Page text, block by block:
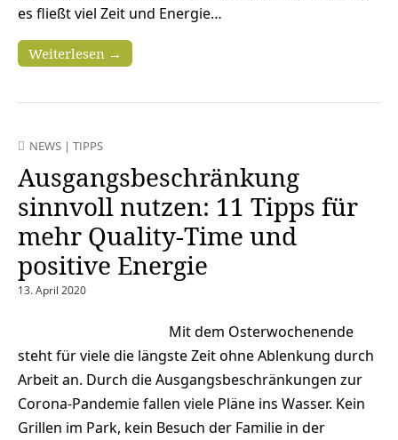
es fließt viel Zeit und Energie…
Weiterlesen →
NEWS | TIPPS
Ausgangsbeschränkung
sinnvoll nutzen: 11 Tipps für
mehr Quality-Time und
positive Energie
13. April 2020
Mit dem Osterwochenende
steht für viele die längste Zeit ohne Ablenkung durch
Arbeit an. Durch die Ausgangsbeschränkungen zur
Corona-Pandemie fallen viele Pläne ins Wasser. Kein
Grillen im Park, kein Besuch der Familie in der